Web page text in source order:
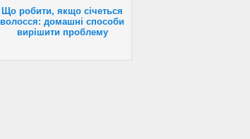
Що робити, якщо січеться
волосся: домашні способи
вирішити проблему